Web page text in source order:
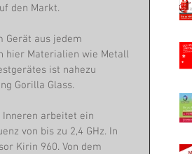
den Markt.
Gerät aus jedem
hier Materialien wie Metall
ist nahezu
Gorilla Glass.
Inneren arbeitet ein
von bis zu 2,4 GHz. In
Kirin 960. Von dem